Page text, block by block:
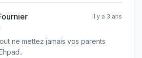
il y a 3 ans
ne mettez jamais vos parents